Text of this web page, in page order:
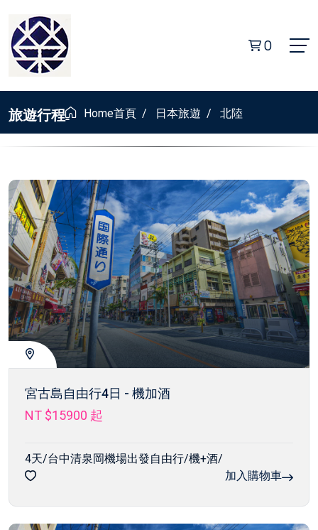
0
旅遊行程 Home首頁 / 日本旅遊 / 北陸
宮古島自由行4日 - 機加酒
NT $15900 起
4天/台中清泉岡機場出發自由行/機+酒/
加入購物車